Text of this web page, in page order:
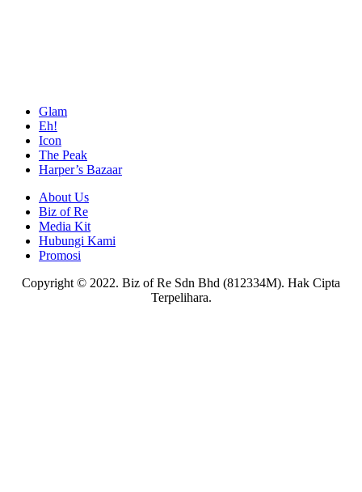
Glam
Eh!
Icon
The Peak
Harper’s Bazaar
About Us
Biz of Re
Media Kit
Hubungi Kami
Promosi
Copyright © 2022. Biz of Re Sdn Bhd (812334M). Hak Cipta
Terpelihara.